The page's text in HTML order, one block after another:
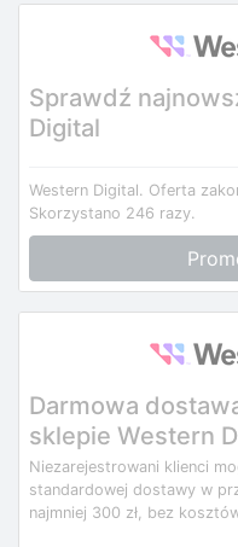
Sprawdź
Digital
Western Digital. Oferta
Skorzystano 246 razy.
Darmowa
sklepie Western
Niezarejestrowani klienci
standardowej dostawy w
najmniej 300 zł, bez